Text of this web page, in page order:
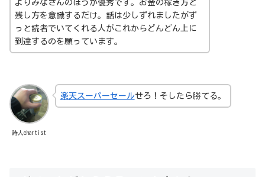
よりみなさんのほうが優秀です。お金の稼ぎ方と
残し方を意識するだけ。話は少しずれましたがず
っと読者でいてくれる人がこれからどんどん上に
到達するのを願っています。
詩人chartist
楽天スーパーセールせろ！そしたら勝てる。